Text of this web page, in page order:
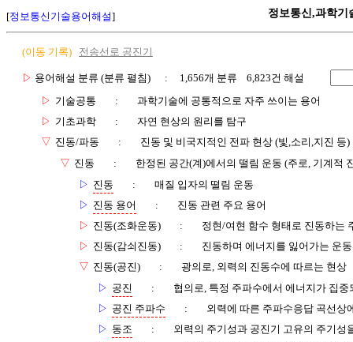
[정보통신기술용어해설] 정보통신,과학기
(이동 기록) 전송선로 공진기
▷ 용어해설 분류 (분류 펼침)
: 1,656개 분류 6,823건 해설
▷ 기술공통 :
과학기술에 공통적으로 자주 쓰이는 용어
▷ 기초과학 :
자연 현상의 원리를 탐구
▽ 진동/파동 :
진동 및 비국지적인 전파 현상 (빛,소리,지진 등)
▽ 진동 :
한정된 공간(계)에서의 떨림 운동 (주로, 기계적
▷ 진동 :
매질 입자의 떨림 운동
▷ 진동 용어 :
진동 관련 주요 용어
▷ 진동(조화운동) :
정현/여현 함수 형태로 진동하는
▷ 진동(감쇠진동) :
진동하며 에너지를 잃어가는 운동
▽ 진동(공진) :
광의로, 외력의 진동수에 따르는 현상
▷ 공진 :
협의로, 특정 주파수에서 에너지가 집중
▷ 공진 주파수 :
외력에 따른 주파수응답 곡선상
▷ 동조 :
외력의 주기성과 공진기 고유의 주기성